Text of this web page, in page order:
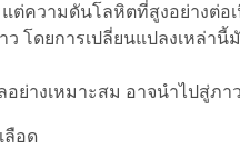
ต่ความดันโลหิตที่สูงอย่างต่
ว โดยการเปลี่ยนแปลงเหล่า
ย่างเหมาะสม อาจนำไปสู่ภ
ลือด